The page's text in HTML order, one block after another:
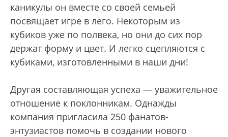
каникулы он вместе со своей семьей
посвящает игре в лего. Некоторым из
кубиков уже по полвека, но они до сих пор
держат форму и цвет. И легко сцепляются с
кубиками, изготовленными в наши дни!
Другая составляющая успеха — уважительное
отношение к поклонникам. Однажды
компания пригласила 250 фанатов-
энтузиастов помочь в создании нового